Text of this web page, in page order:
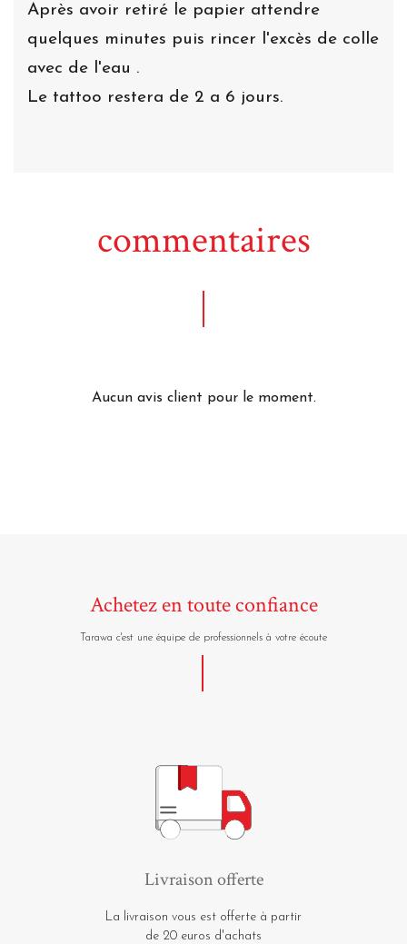
Après avoir retiré le papier attendre
quelques minutes puis rincer l'excès de colle
avec de l'eau .
Le tattoo restera de 2 a 6 jours.
commentaires
Aucun avis client pour le moment.
Achetez en toute confiance
Tarawa c'est une équipe de professionnels à votre écoute
Livraison offerte
La livraison vous est offerte à partir
de 20 euros d'achats